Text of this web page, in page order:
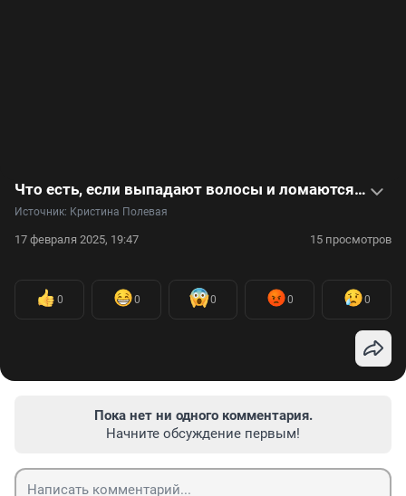
Что есть, если выпадают волосы и ломаются ногти. Интервью с гастроэнтерологом
Источник: Кристина Полевая
17 февраля 2025, 19:47 15 просмотров
0 0 0 0 0
Пока нет ни одного комментария.
Начните обсуждение первым!